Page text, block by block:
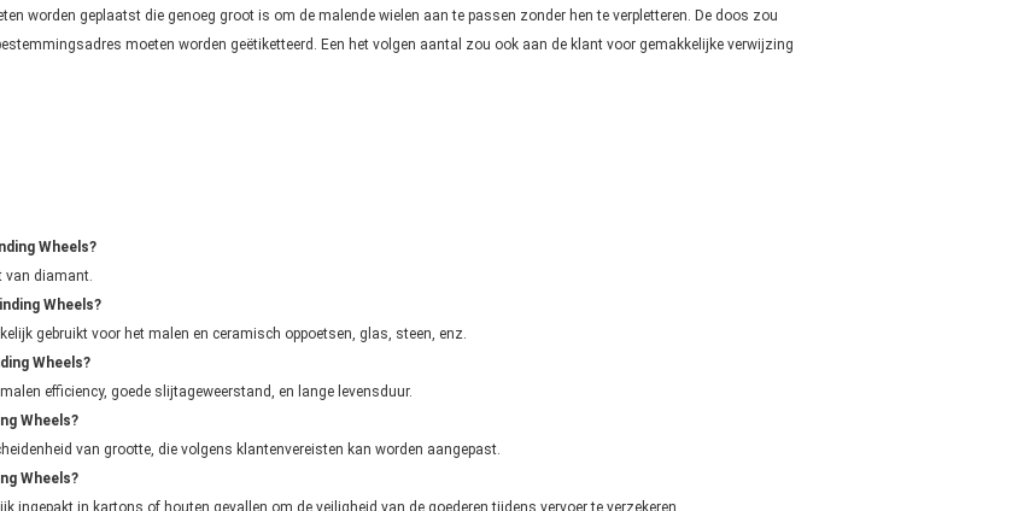
worden geplaatst die genoeg groot is om de malende wielen aan te passen zonder hen te verpletteren. De doos zou
moeten worden geëtiketteerd. Een het volgen aantal zou ook aan de klant voor gemakkelijke verwijzing
Wheels?
van diamant.
Wheels?
gebruikt voor het malen en ceramisch oppoetsen, glas, steen, enz.
Wheels?
efficiency, goede slijtageweerstand, en lange levensduur.
Wheels?
van grootte, die volgens klantenvereisten kan worden aangepast.
Wheels?
ingepakt in kartons of houten gevallen om de veiligheid van de goederen tijdens vervoer te verzekeren.